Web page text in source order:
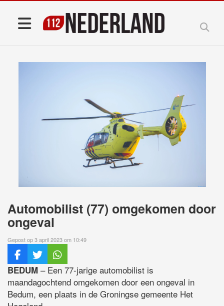
Automobilist (77) omgekomen door
ongeval
Gepost op 3 april 2023 om 10:49
BEDUM – Een 77-jarige automobilist is
maandagochtend omgekomen door een ongeval in
Bedum, een plaats in de Groningse gemeente Het